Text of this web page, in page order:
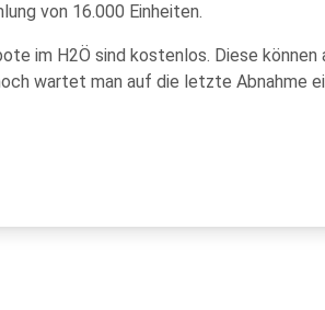
von 16.000 Einheiten.
im H2Ö sind kostenlos. Diese
wartet man auf die letzte Abnahme